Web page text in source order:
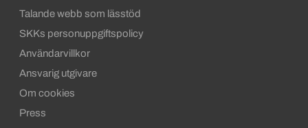
Talande webb som lässtöd
SKKs personuppgiftspolicy
Användarvillkor
Ansvarig utgivare
Om cookies
Press